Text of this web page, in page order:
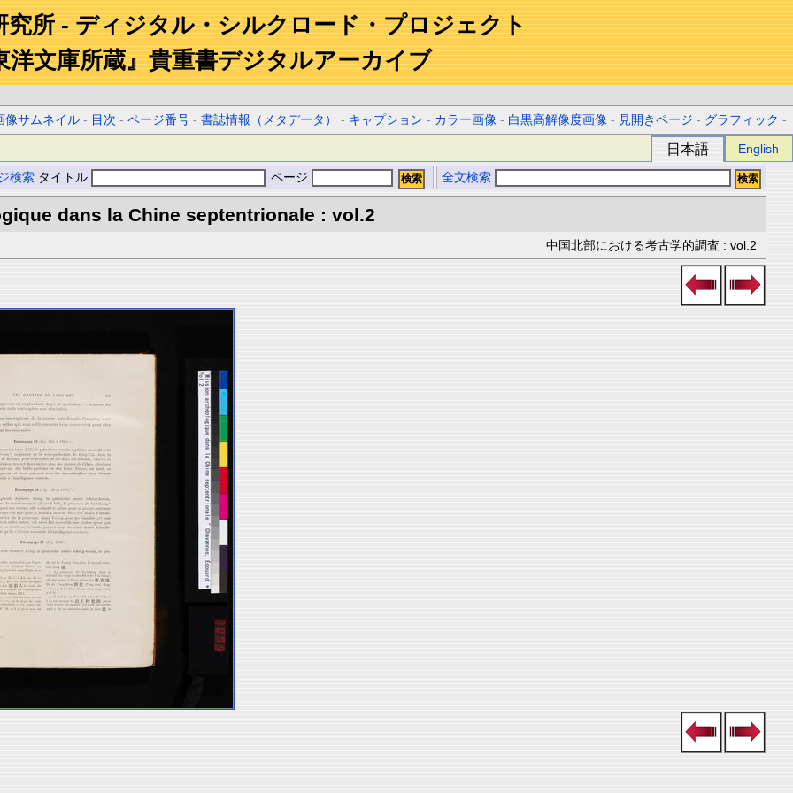
究所 - ディジタル・シルクロード・プロジェクト
洋文庫所蔵』貴重書デジタルアーカイブ
像サムネイル - 目次 -ページ番号 -書誌情報（メタデータ） - キャプション - カラー画像 - 白黒高解像度画像 - 見開きページ - グラフィック -
日本語 English
検索 タイトル ページ 全文検索
dans la Chine septentrionale : vol.2
中国北部における考古学的調査 : vol.2